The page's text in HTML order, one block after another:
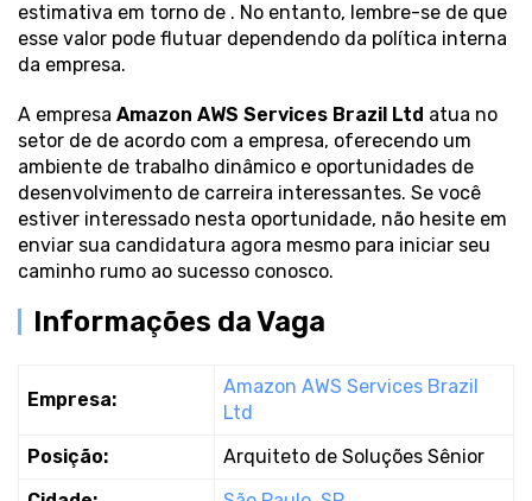
estimativa em torno de . No entanto, lembre-se de que
esse valor pode flutuar dependendo da política interna
da empresa.
A empresa Amazon AWS Services Brazil Ltd atua no
setor de de acordo com a empresa, oferecendo um
ambiente de trabalho dinâmico e oportunidades de
desenvolvimento de carreira interessantes. Se você
estiver interessado nesta oportunidade, não hesite em
enviar sua candidatura agora mesmo para iniciar seu
caminho rumo ao sucesso conosco.
Informações da Vaga
Empresa:
Amazon AWS Services Brazil
Ltd
Posição:
Arquiteto de Soluções Sênior